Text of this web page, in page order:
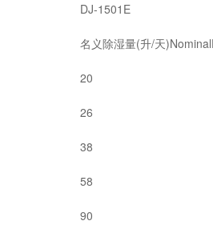
DJ-1501E
名义除湿量(升/天
20
26
38
58
90